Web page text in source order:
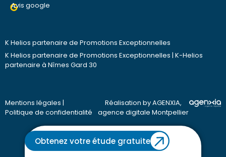
Avis google
K Helios partenaire de Promotions Exceptionnelles
K Helios partenaire de Promotions Exceptionnelles | K-Helios
partenaire à Nîmes Gard 30
Mentions légales |
Politique de confidentialité
Réalisation by AGENXIA,
agence digitale Montpellier
Obtenez votre étude gratuite